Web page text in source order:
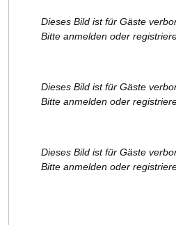
Dieses Bild ist für Gäste
Bitte anmelden oder
Dieses Bild ist für Gäste
Bitte anmelden oder
Dieses Bild ist für Gäste
Bitte anmelden oder